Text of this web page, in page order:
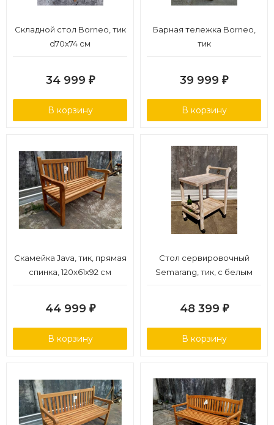
Складной стол Borneo, тик
d70x74 см
34 999 ₽
В корзину
Барная тележка Borneo,
тик
39 999 ₽
В корзину
Скамейка Java, тик, прямая
спинка, 120x61x92 см
44 999 ₽
В корзину
Стол сервировочный
Semarang, тик, с белым
48 399 ₽
В корзину